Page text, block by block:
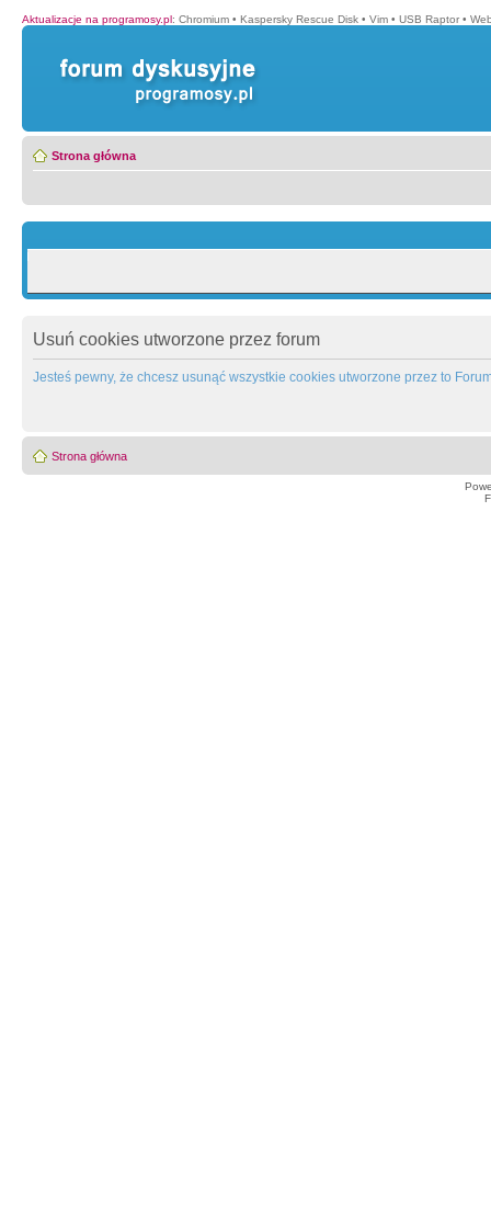
Aktualizacje na programosy.pl: Chromium • Kaspersky Rescue Disk • Vim • USB Raptor •
Strona główna
Usuń cookies utworzone przez forum
Jesteś pewny, że chcesz usunąć wszystkie cookies utworzone przez to
Strona główna